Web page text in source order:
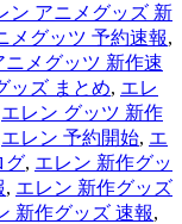
ン アニメグッズ 新
メグッツ 予約速報,
ニメグッツ 新作速
ッズ まとめ, エレ
エレン グッツ 新作
エレン 予約開始, エ
グ, エレン 新作グッ
, エレン 新作グッズ
新作グッズ 速報,